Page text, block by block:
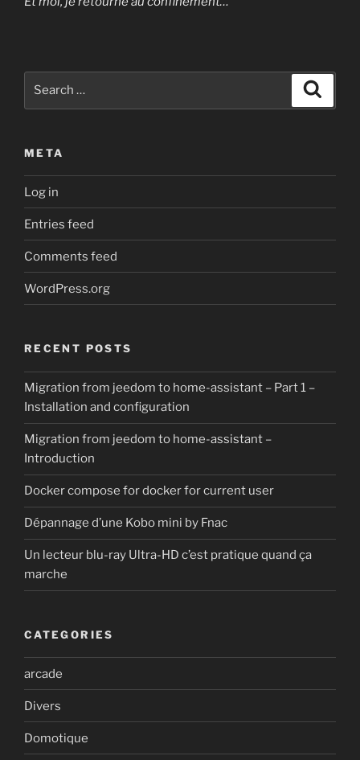
META
Log in
Entries feed
Comments feed
WordPress.org
RECENT POSTS
Migration from jeedom to home-assistant – Part 1 –
Installation and configuration
Migration from jeedom to home-assistant –
Introduction
Docker compose for docker for current user
Dépannage d’une Kobo mini by Fnac
Un lecteur blu-ray Ultra-HD c’est pratique quand ça
marche
CATEGORIES
arcade
Divers
Domotique